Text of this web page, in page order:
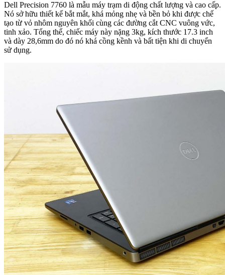
Dell Precision 7760 là mẫu máy trạm di động chất lượng và cao cấp.
Nó sở hữu thiết kế bắt mắt, khá mỏng nhẹ và bền bỏ khi được chế
tạo từ vỏ nhôm nguyên khối cùng các đường cắt CNC vuông vức,
tinh xảo. Tổng thể, chiếc máy này nặng 3kg, kích thước 17.3 inch
và dày 28,6mm do đó nó khá cồng kềnh và bất tiện khi di chuyển
sử dụng.